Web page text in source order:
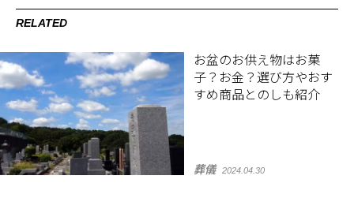
RELATED
お盆のお供え物はお菓
子？お金？選び方やおす
すめ商品とのしも紹介
葬儀 2024.04.30